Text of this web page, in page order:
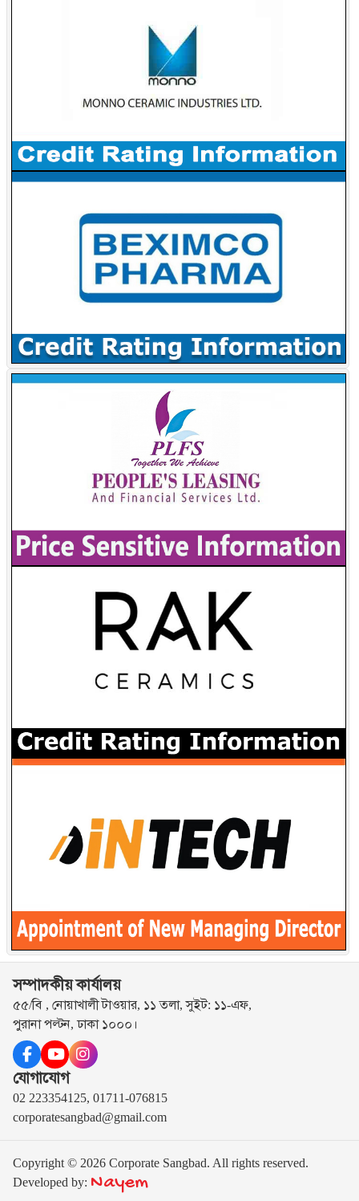
সম্পাদকীয় কার্যালয়
৫৫/বি , নোয়াখালী টাওয়ার, ১১ তলা, সুইট: ১১-এফ,
পুরানা পল্টন, ঢাকা ১০০০।
যোগাযোগ
02 223354125, 01711-076815
corporatesangbad@gmail.com
Copyright © 2026 Corporate Sangbad. All rights reserved.
Developed by: Nayem